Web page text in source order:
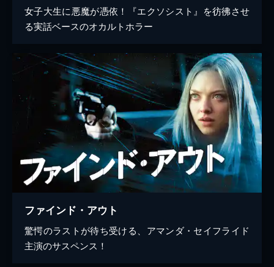
女子大生に悪魔が憑依！『エクソシスト』を彷彿させ
る実話ベースのオカルトホラー
ファインド・アウト
驚愕のラストが待ち受ける、アマンダ・セイフライド
主演のサスペンス！